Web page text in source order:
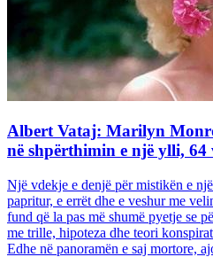
Albert Vataj: Marilyn
në shpërthimin e një ylli,
Një vdekje e denjë për mistikën e
papritur, e errët dhe e veshur me
fund që la pas më shumë pyetje se
me trille, hipoteza dhe teori
Edhe në panoramën e saj mortore,